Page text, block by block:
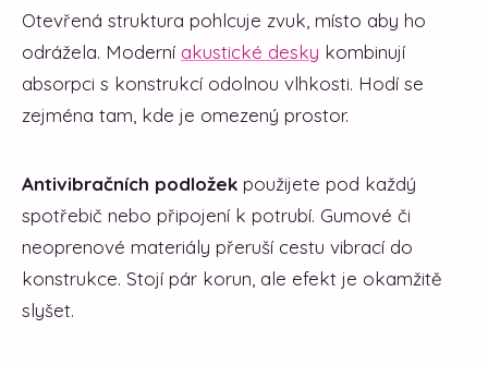
Otevřená struktura pohlcuje zvuk, místo aby ho
odrážela. Moderní akustické desky kombinují
absorpci s konstrukcí odolnou vlhkosti. Hodí se
zejména tam, kde je omezený prostor.
Antivibračních podložek použijete pod každý
spotřebič nebo připojení k potrubí. Gumové či
neoprenové materiály přeruší cestu vibrací do
konstrukce. Stojí pár korun, ale efekt je okamžitě
slyšet.